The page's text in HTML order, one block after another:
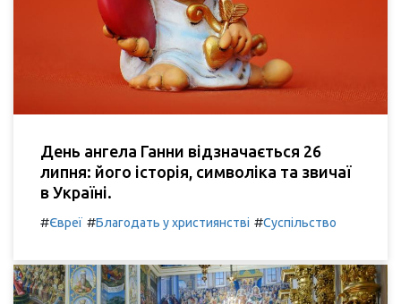
День ангела Ганни відзначається 26
липня: його історія, символіка та звичаї
в Україні.
#Євреї #Благодать у християнстві #Суспільство